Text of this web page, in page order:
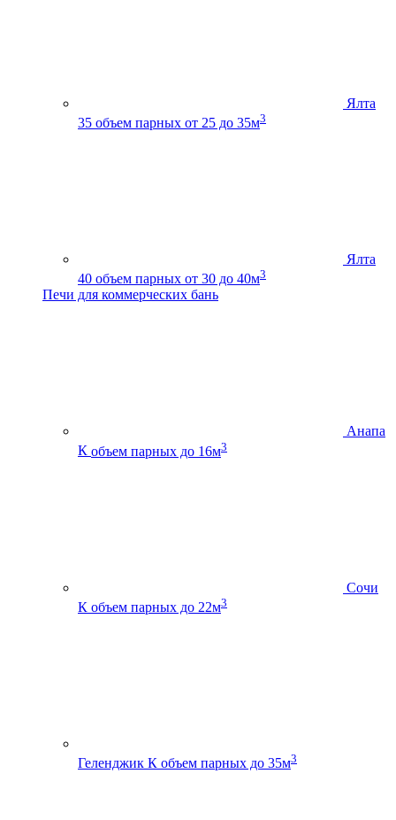
Ялта
35 объем парных от 25 до 35м3
Ялта
40 объем парных от 30 до 40м3
Печи для коммерческих бань
Анапа
К объем парных до 16м3
Сочи
К объем парных до 22м3
Геленджик К объем парных до 35м3